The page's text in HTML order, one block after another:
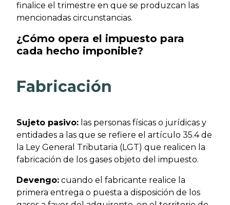
finalice el trimestre en que se produzcan las
mencionadas circunstancias.
¿Cómo opera el impuesto para
cada hecho imponible?
Fabricación
Sujeto pasivo: las personas físicas o jurídicas y
entidades a las que se refiere el artículo 35.4 de
la Ley General Tributaria (LGT) que realicen la
fabricación de los gases objeto del impuesto.
Devengo: cuando el fabricante realice la
primera entrega o puesta a disposición de los